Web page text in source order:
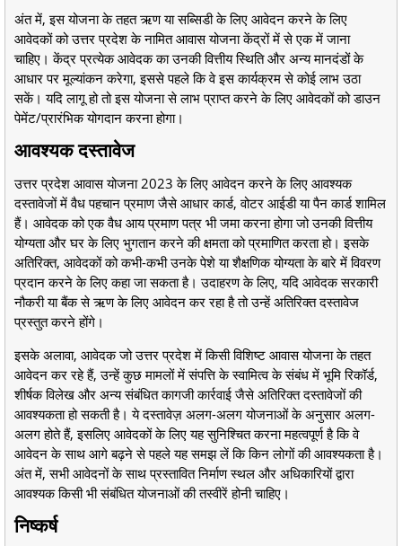
अंत में, इस योजना के तहत ऋण या सब्सिडी के लिए आवेदन करने के लिए
आवेदकों को उत्तर प्रदेश के नामित आवास योजना केंद्रों में से एक में जाना
चाहिए। केंद्र प्रत्येक आवेदक का उनकी वित्तीय स्थिति और अन्य मानदंडों के
आधार पर मूल्यांकन करेगा, इससे पहले कि वे इस कार्यक्रम से कोई लाभ उठा
सकें। यदि लागू हो तो इस योजना से लाभ प्राप्त करने के लिए आवेदकों को डाउन
पेमेंट/प्रारंभिक योगदान करना होगा।
आवश्यक दस्तावेज
उत्तर प्रदेश आवास योजना 2023 के लिए आवेदन करने के लिए आवश्यक
दस्तावेजों में वैध पहचान प्रमाण जैसे आधार कार्ड, वोटर आईडी या पैन कार्ड शामिल
हैं। आवेदक को एक वैध आय प्रमाण पत्र भी जमा करना होगा जो उनकी वित्तीय
योग्यता और घर के लिए भुगतान करने की क्षमता को प्रमाणित करता हो। इसके
अतिरिक्त, आवेदकों को कभी-कभी उनके पेशे या शैक्षणिक योग्यता के बारे में विवरण
प्रदान करने के लिए कहा जा सकता है। उदाहरण के लिए, यदि आवेदक सरकारी
नौकरी या बैंक से ऋण के लिए आवेदन कर रहा है तो उन्हें अतिरिक्त दस्तावेज
प्रस्तुत करने होंगे।
इसके अलावा, आवेदक जो उत्तर प्रदेश में किसी विशिष्ट आवास योजना के तहत
आवेदन कर रहे हैं, उन्हें कुछ मामलों में संपत्ति के स्वामित्व के संबंध में भूमि रिकॉर्ड,
शीर्षक विलेख और अन्य संबंधित कागजी कार्रवाई जैसे अतिरिक्त दस्तावेजों की
आवश्यकता हो सकती है। ये दस्तावेज़ अलग-अलग योजनाओं के अनुसार अलग-
अलग होते हैं, इसलिए आवेदकों के लिए यह सुनिश्चित करना महत्वपूर्ण है कि वे
आवेदन के साथ आगे बढ़ने से पहले यह समझ लें कि किन लोगों की आवश्यकता है।
अंत में, सभी आवेदनों के साथ प्रस्तावित निर्माण स्थल और अधिकारियों द्वारा
आवश्यक किसी भी संबंधित योजनाओं की तस्वीरें होनी चाहिए।
निष्कर्ष